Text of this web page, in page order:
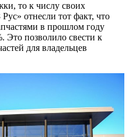
то к числу своих
отнесли тот факт, что
в прошлом году
Это позволило свести к
для владельцев